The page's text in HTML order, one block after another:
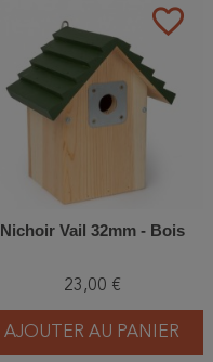
favorite_border
Nichoir Vail 32mm - Bois
23,00 €
AJOUTER AU PANIER